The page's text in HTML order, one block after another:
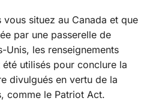
vous situez au Canada et que
par une passerelle de
Unis, les renseignements
utilisés pour conclure la
divulgués en vertu de la
comme le Patriot Act.